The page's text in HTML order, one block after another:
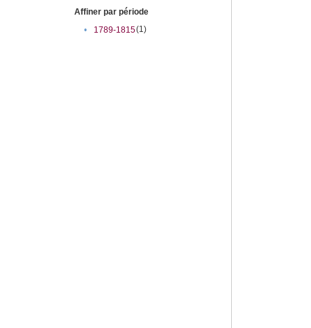
Affiner par période
•
1789-1815(1)